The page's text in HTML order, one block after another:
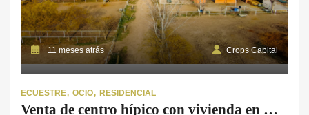
11 meses atrás Crops Capital
ECUESTRE OCIO RESIDENCIAL
Venta de centro hípico con vivienda en Madrid